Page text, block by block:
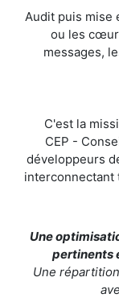
Audit puis mise
ou les
messages,
C'est la
CEP -
développeurs
interconnectant
Une
pertinents
Une